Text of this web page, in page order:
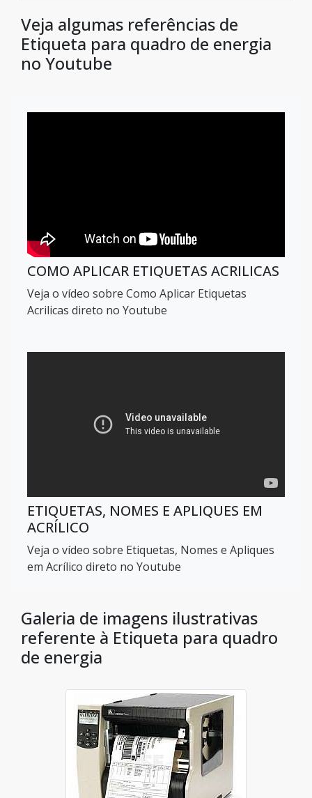
Veja algumas referências de
Etiqueta para quadro de energia
no Youtube
COMO APLICAR ETIQUETAS ACRILICAS
Veja o vídeo sobre Como Aplicar Etiquetas
Acrilicas direto no Youtube
ETIQUETAS, NOMES E APLIQUES EM
ACRÍLICO
Veja o vídeo sobre Etiquetas, Nomes e Apliques
em Acrílico direto no Youtube
Galeria de imagens ilustrativas
referente à Etiqueta para quadro
de energia